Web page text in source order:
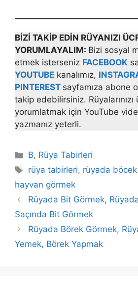
BİZİ TAKİP EDİN RÜYANIZI
YORUMLAYALIM: Bizi sosyal
etmek isterseniz FACEBOOK
YOUTUBE kanalımız,
PINTEREST sayfamıza abone
takip edebilirsiniz. Rüyalarınızı
yorumlatmak için YouTube
yazmanız yeterli.
Kategoriler
B, Rüya Tabirleri
Etiketler
rüya tabirleri, rüyada
hayvan görmek
Rüyada Bit Görmek,
Saçında Bit Görmek
Rüyada Börek Görmek,
Yemek, Börek Yapmak